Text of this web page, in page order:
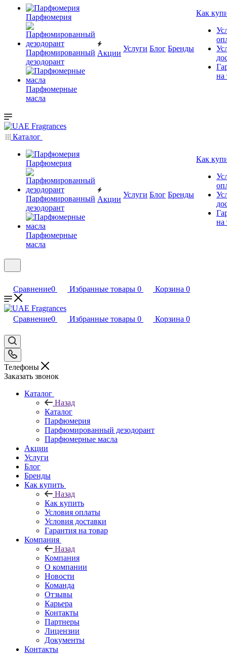
Парфюмерия
Парфюмированный
дезодорант
Парфюмерные
масла
Акции
Услуги Блог Бренды
Как
на
Каталог
Парфюмерия
Парфюмированный
дезодорант
Парфюмерные
масла
Акции
Услуги Блог Бренды
Как
на
Сравнение0 Избранные товары 0 Корзина 0
Сравнение0 Избранные товары 0 Корзина 0
Телефоны
Заказать звонок
Каталог
Назад
Каталог
Парфюмерия
Парфюмированный дезодорант
Парфюмерные масла
Акции
Услуги
Блог
Бренды
Как купить
Назад
Как купить
Условия оплаты
Условия доставки
Гарантия на товар
Компания
Назад
Компания
О компании
Новости
Команда
Отзывы
Карьера
Контакты
Партнеры
Лицензии
Документы
Контакты